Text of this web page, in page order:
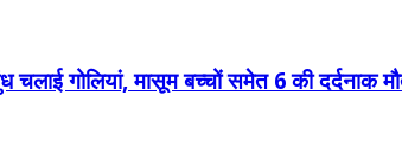
गोलियां, मासूम बच्चों समेत 6 की दर्दनाक